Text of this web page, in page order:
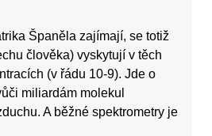
Španěla zajímají, se totiž
člověka) vyskytují v těch
(v řádu 10-9). Jde o
miliardám molekul
A běžné spektrometry je